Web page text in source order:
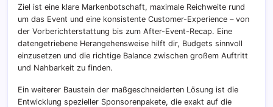
Ziel ist eine klare Markenbotschaft, maximale Reichweite rund
um das Event und eine konsistente Customer-Experience – von
der Vorberichterstattung bis zum After-Event-Recap. Eine
datengetriebene Herangehensweise hilft dir, Budgets sinnvoll
einzusetzen und die richtige Balance zwischen großem Auftritt
und Nahbarkeit zu finden.
Ein weiterer Baustein der maßgeschneiderten Lösung ist die
Entwicklung spezieller Sponsorenpakete, die exakt auf die